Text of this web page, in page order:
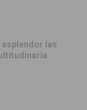
esplendor las